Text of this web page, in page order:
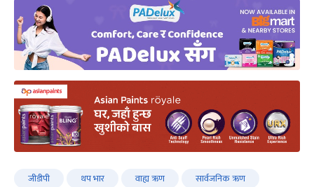
जीडीपी थप भार वाह्य ऋण
सार्वजनिक ऋण